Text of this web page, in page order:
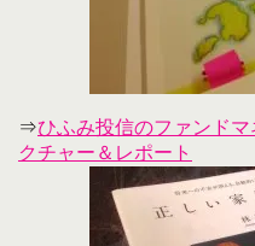
⇒ひふみ投信のファンド
クチャー＆レポート